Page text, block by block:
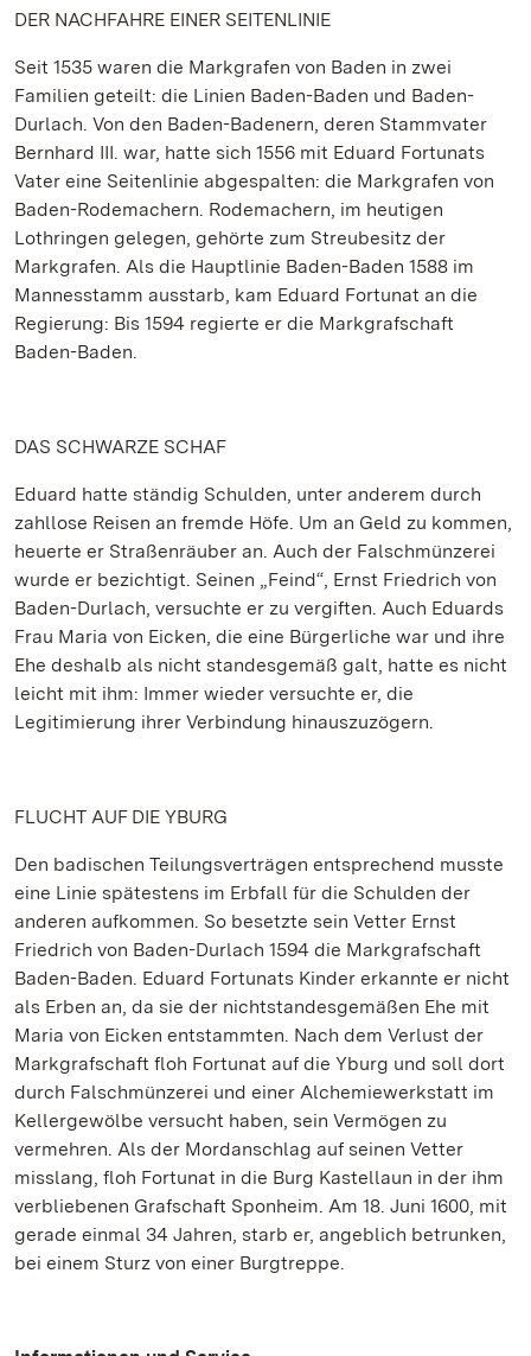
DER NACHFAHRE EINER SEITENLINIE
Seit 1535 waren die Markgrafen von Baden in zwei
Familien geteilt: die Linien Baden-Baden und Baden-
Durlach. Von den Baden-Badenern, deren Stammvater
Bernhard III. war, hatte sich 1556 mit Eduard Fortunats
Vater eine Seitenlinie abgespalten: die Markgrafen von
Baden-Rodemachern. Rodemachern, im heutigen
Lothringen gelegen, gehörte zum Streubesitz der
Markgrafen. Als die Hauptlinie Baden-Baden 1588 im
Mannesstamm ausstarb, kam Eduard Fortunat an die
Regierung: Bis 1594 regierte er die Markgrafschaft
Baden-Baden.
DAS SCHWARZE SCHAF
Eduard hatte ständig Schulden, unter anderem durch
zahllose Reisen an fremde Höfe. Um an Geld zu kommen,
heuerte er Straßenräuber an. Auch der Falschmünzerei
wurde er bezichtigt. Seinen „Feind“, Ernst Friedrich von
Baden-Durlach, versuchte er zu vergiften. Auch Eduards
Frau Maria von Eicken, die eine Bürgerliche war und ihre
Ehe deshalb als nicht standesgemäß galt, hatte es nicht
leicht mit ihm: Immer wieder versuchte er, die
Legitimierung ihrer Verbindung hinauszuzögern.
FLUCHT AUF DIE YBURG
Den badischen Teilungsverträgen entsprechend musste
eine Linie spätestens im Erbfall für die Schulden der
anderen aufkommen. So besetzte sein Vetter Ernst
Friedrich von Baden-Durlach 1594 die Markgrafschaft
Baden-Baden. Eduard Fortunats Kinder erkannte er nicht
als Erben an, da sie der nichtstandesgemäßen Ehe mit
Maria von Eicken entstammten. Nach dem Verlust der
Markgrafschaft floh Fortunat auf die Yburg und soll dort
durch Falschmünzerei und einer Alchemiewerkstatt im
Kellergewölbe versucht haben, sein Vermögen zu
vermehren. Als der Mordanschlag auf seinen Vetter
misslang, floh Fortunat in die Burg Kastellaun in der ihm
verbliebenen Grafschaft Sponheim. Am 18. Juni 1600, mit
gerade einmal 34 Jahren, starb er, angeblich betrunken,
bei einem Sturz von einer Burgtreppe.